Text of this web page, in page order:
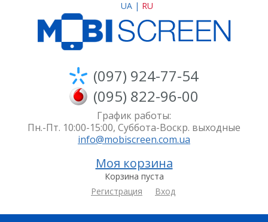
UA | RU
(097) 924-77-54
(095) 822-96-00
График работы:
Пн.-Пт. 10:00-15:00, Суббота-Воскр. выходные
info@mobiscreen.com.ua
Моя корзина
Корзина пуста
Регистрация
Вход